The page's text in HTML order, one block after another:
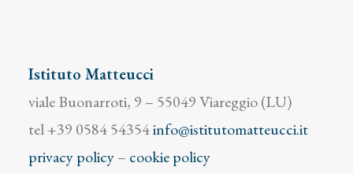
Istituto Matteucci
viale Buonarroti, 9 – 55049 Viareggio (LU)
tel +39 0584 54354info@istitutomatteucci.it
privacy policy– cookie policy